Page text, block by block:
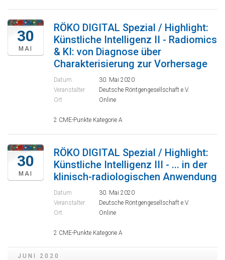
30
MAI
RÖKO DIGITAL Spezial / Highlight:
Künstliche Intelligenz II - Radiomics
& KI: von Diagnose über
Charakterisierung zur Vorhersage
Datum
30. Mai 2020
Veranstalter
Deutsche Röntgengesellschaft e.V.
Ort
Online
2 CME-Punkte Kategorie A
30
MAI
RÖKO DIGITAL Spezial / Highlight:
Künstliche Intelligenz III - ... in der
klinisch-radiologischen Anwendung
Datum
30. Mai 2020
Veranstalter
Deutsche Röntgengesellschaft e.V.
Ort
Online
2 CME-Punkte Kategorie A
JUNI 2020